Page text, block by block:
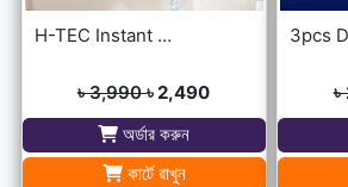
H-TEC Instant Portable Geyser
৳ 3,990৳ 2,490
অর্ডার করুন
কার্টে রাখুন